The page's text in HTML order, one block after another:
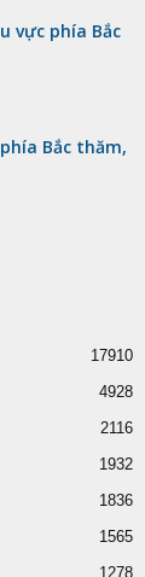
vực phía Bắc
Bắc thăm,
17910
4928
2116
1932
1836
1565
1278